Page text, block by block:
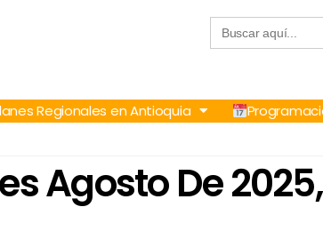
Buscar:
Regionales en Antioquia
Agosto De